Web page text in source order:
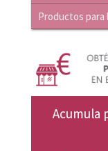
Productos para
Acumula